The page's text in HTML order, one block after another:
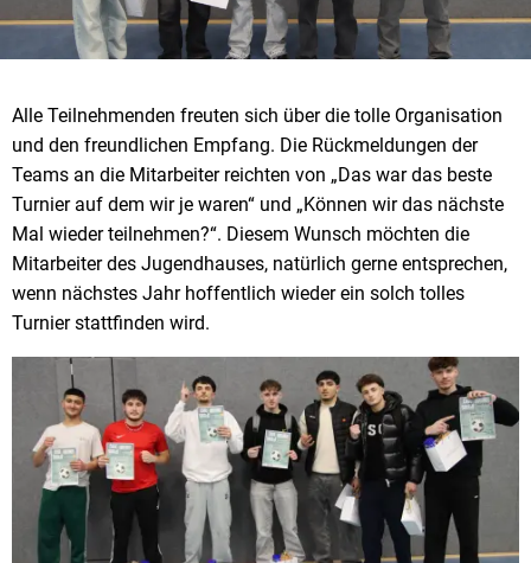
Alle Teilnehmenden freuten sich über die tolle Organisation
und den freundlichen Empfang. Die Rückmeldungen der
Teams an die Mitarbeiter reichten von „Das war das beste
Turnier auf dem wir je waren“ und „Können wir das nächste
Mal wieder teilnehmen?“. Diesem Wunsch möchten die
Mitarbeiter des Jugendhauses, natürlich gerne entsprechen,
wenn nächstes Jahr hoffentlich wieder ein solch tolles
Turnier stattfinden wird.